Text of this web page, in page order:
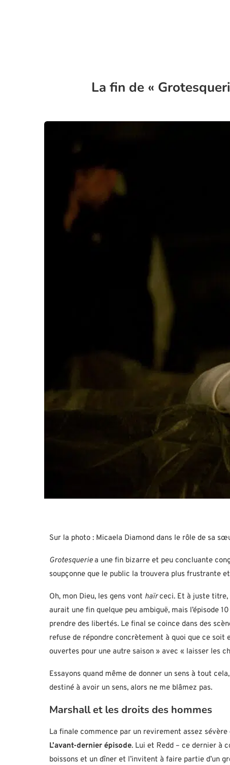
La fin de «
Sur la photo : Micaela Diamond dans le rôle de sa
Grotesqueriea une fin bizarre et peu concluante
soupçonne que le public la trouvera plus frustrante et
Oh, mon Dieu, les gens vont haïrceci. Et à juste titre,
aurait une fin quelque peu ambiguë, mais l’épisode
prendre des libertés. Le final se coince dans des
refuse de répondre concrètement à quoi que ce soit
ouvertes pour une autre saison » avec « laisser les
Essayons quand même de donner un sens à tout
destiné à avoir un sens, alors ne me blâmez pas.
Marshall et les droits des hommes
La finale commence par un revirement assez
L’avant-dernier épisode. Lui et Redd – ce dernier à
boissons et un dîner et l’invitent à faire partie d’un